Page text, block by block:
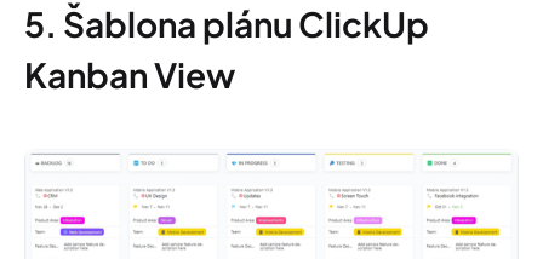
5. Šablona plánu ClickUp
Kanban View